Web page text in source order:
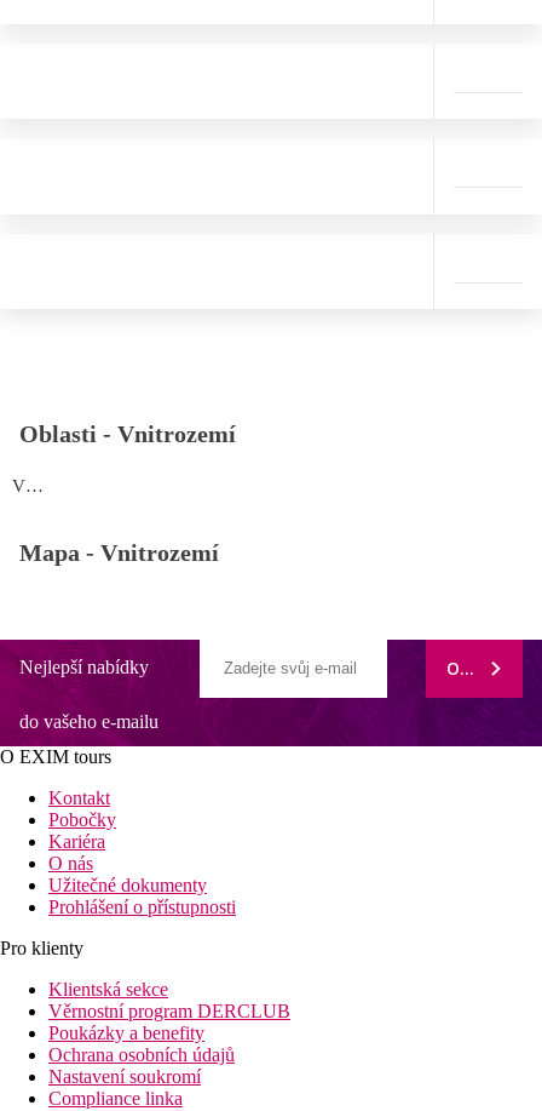
Oblasti - Vnitrozemí
Vnitrozemí
Mapa - Vnitrozemí
Nejlepší nabídky
do vašeho e-mailu
ODEBÍRAT
O EXIM tours
Kontakt
Pobočky
Kariéra
O nás
Užitečné dokumenty
Prohlášení o přístupnosti
Pro klienty
Klientská sekce
Věrnostní program DERCLUB
Poukázky a benefity
Ochrana osobních údajů
Nastavení soukromí
Compliance linka